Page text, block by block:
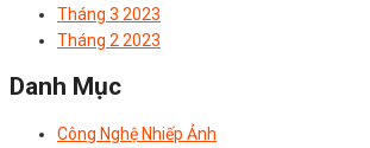
Tháng 3 2023
Tháng 2 2023
Danh Mục
Công Nghệ Nhiếp Ảnh